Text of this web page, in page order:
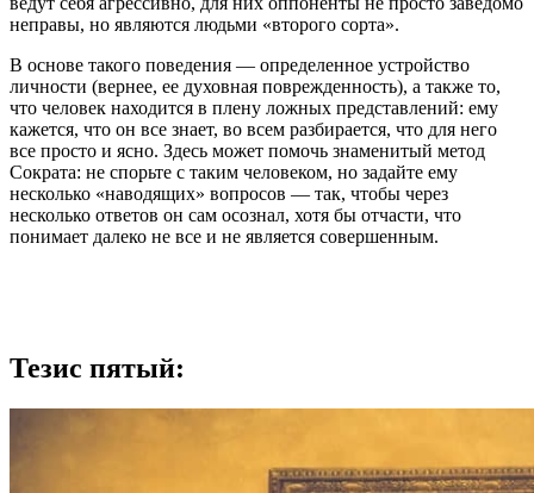
неправы, но являются людьми «второго сорта».
В основе такого поведения — определенное устройство
личности (вернее, ее духовная поврежденность), а также то,
что человек находится в плену ложных представлений: ему
кажется, что он все знает, во всем разбирается, что для него
все просто и ясно. Здесь может помочь знаменитый метод
Сократа: не спорьте с таким человеком, но задайте ему
несколько «наводящих» вопросов — так, чтобы через
несколько ответов он сам осознал, хотя бы отчасти, что
понимает далеко не все и не является совершенным.
Тезис пятый: